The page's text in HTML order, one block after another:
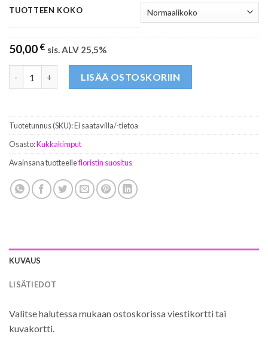
TUOTTEEN KOKO
50,00 € sis. ALV 25,5%
Floristin suositus määräLISÄÄ OSTOSKORIIN
Tuotetunnus (SKU):Ei saatavilla/-tietoa
Osasto:Kukkakimput
Avainsana tuotteellefloristin suositus
KUVAUS
LISÄTIEDOT
Valitse halutessa mukaan ostoskorissa viestikortti tai
kuvakortti.